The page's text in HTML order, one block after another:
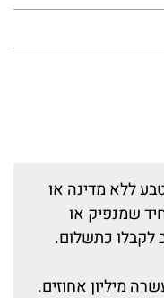
ללא מדינה או
שמנפיק או
לקבלו כתשלום.
מיליון אחוזים.